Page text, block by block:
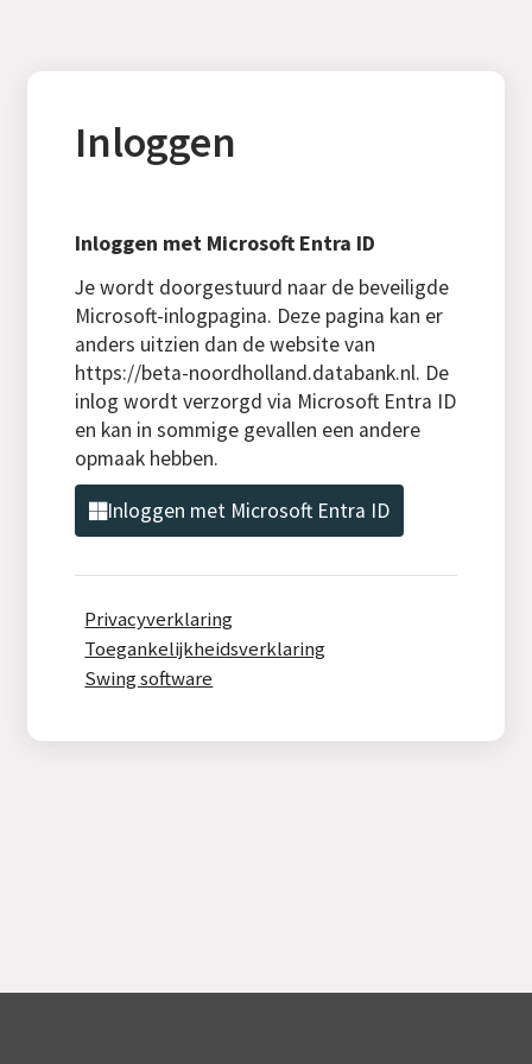
Inloggen
Inloggen met Microsoft Entra ID
Je wordt doorgestuurd naar de beveiligde
Microsoft-inlogpagina. Deze pagina kan er
anders uitzien dan de website van
https://beta-noordholland.databank.nl. De
inlog wordt verzorgd via Microsoft Entra ID
en kan in sommige gevallen een andere
opmaak hebben.
Inloggen met Microsoft Entra ID
Privacyverklaring
Toegankelijkheidsverklaring
Swing software